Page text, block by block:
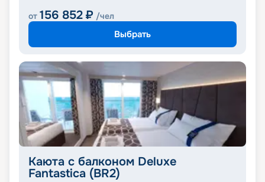
от 156 852 ₽ /чел
Выбрать
Каюта с балконом Deluxe
Fantastica (BR2)